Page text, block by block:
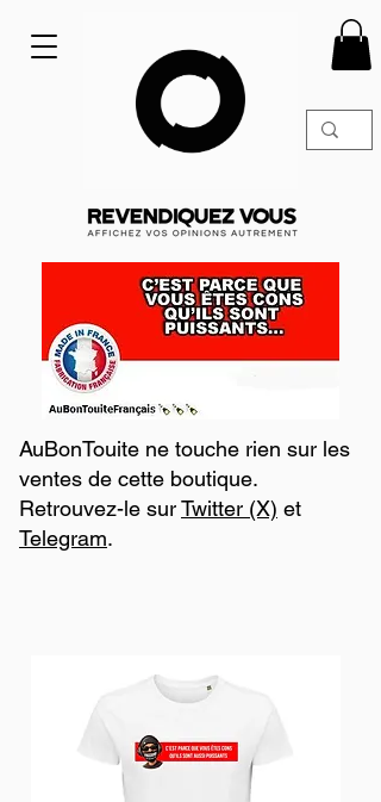
AuBonTouite ne touche rien sur les
ventes de cette boutique.
Retrouvez-le surTwitter (X) et
Telegram.